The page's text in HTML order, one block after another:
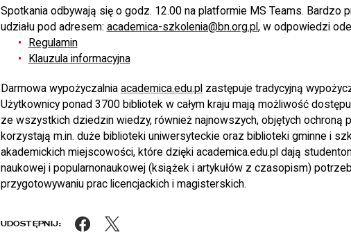
Spotkania odbywają się o godz. 12.00 na platformie MS Teams. Bardzo
udziału pod adresem: academica-szkolenia@bn.org.pl, w odpowiedzi
Regulamin
Klauzula informacyjna
Darmowa wypożyczalnia academica.edu.plzastępuje tradycyjną
Użytkownicy ponad 3700 bibliotek w całym kraju mają możliwość
ze wszystkich dziedzin wiedzy, również najnowszych, objętych ochroną
korzystają m.in. duże biblioteki uniwersyteckie oraz biblioteki gminne i
akademickich miejscowości, które dzięki academica.edu.pl dają
naukowej i popularnonaukowej (książek i artykułów z czasopism)
przygotowywaniu prac licencjackich i magisterskich.
UDOSTĘPNIJ: Facebook